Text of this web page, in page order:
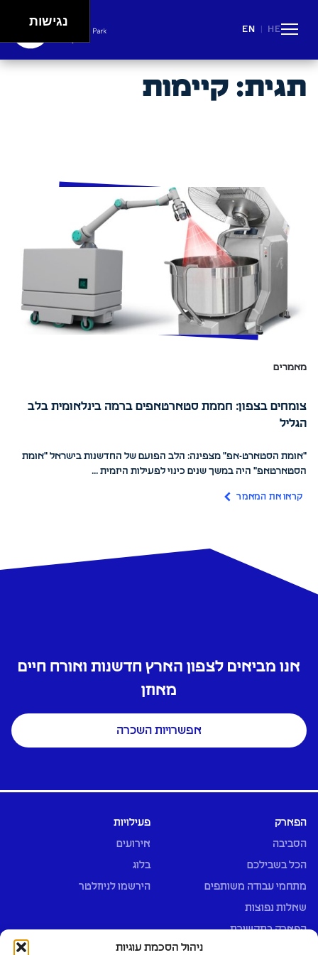
ניהול הסכמת עוגיות
HE
EN
תגית: קיימות
מאמרים
צומחים בצפון: חממת סטארטאפים ברמה בינלאומית בלב
הגליל
"אומת הסטארט-אפ" מצפינה: הלב הפועם של החדשנות בישראל "אומת
הסטארטאפ" היה במשך שנים כינוי לפעילות היזמית ...
קראו את המאמר
אנו מביאים לצפון הארץ חדשנות ואורח חיים
מאוזן
אפשרויות השכרה
הפארק
הסביבה
הכל בשבילכם
מתחמי עבודה משותפים
שאלות נפוצות
הפארק בתקשורת
פעילויות
אירועים
בלוג
הירשמו לניוזלטר
נגישות